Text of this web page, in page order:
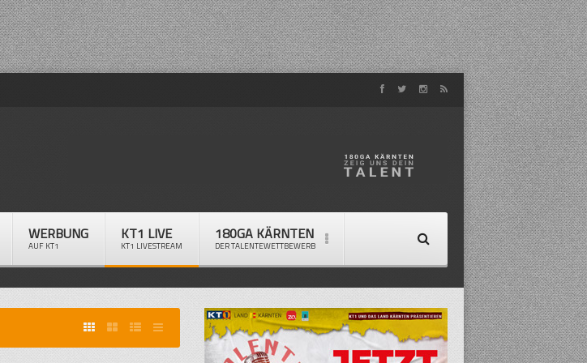
WERBUNG
AUF KT1
KT1 LIVE
KT1 LIVESTREAM
180GA KÄRNTEN
DER TALENTEWETTBEWERB